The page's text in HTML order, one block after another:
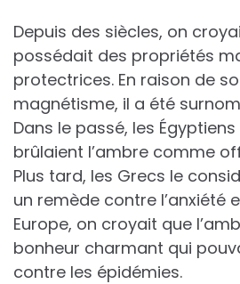
Depuis des siècles, on
possédait des propriétés
protectrices. En raison de
magnétisme, il a été
Dans le passé, les
brûlaient l’ambre comme
Plus tard, les Grecs le
un remède contre l’anxiété
Europe, on croyait que
bonheur charmant qui
contre les épidémies.